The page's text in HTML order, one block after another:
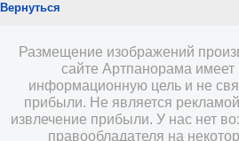
Вернуться
Размещение изображений
сайте Артпанорама имеет
информационную цель и не
прибыли. Не является
извлечение прибыли. У нас нет
правообладателя на